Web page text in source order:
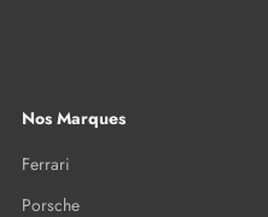
Nos Marques
Ferrari
Porsche